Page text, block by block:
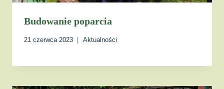
Budowanie poparcia
21 czerwca 2023 Aktualności